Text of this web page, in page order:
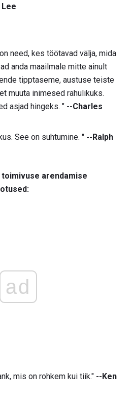
need, kes töötavad välja, mida
anda maailmale mitte ainult
tipptaseme, austuse teiste
muuta inimesed rahulikuks.
asjad hingeks. " --Charles
See on suhtumine. " --Ralph
arendamise
ad
mis on rohkem kui tiik." --Ken